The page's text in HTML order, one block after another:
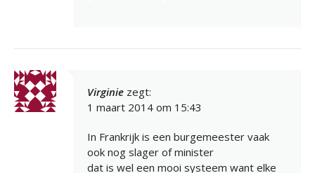
Virginie zegt:
1 maart 2014 om 15:43
In Frankrijk is een burgemeester vaak
ook nog slager of minister
dat is wel een mooi systeem want elke